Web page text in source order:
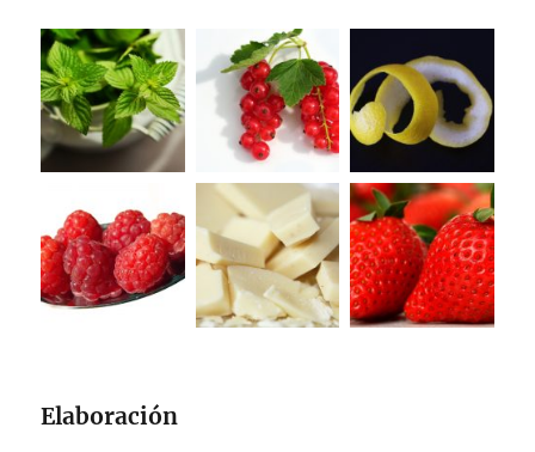
Elaboración